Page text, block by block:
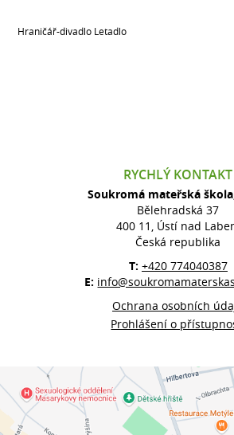
Hraničář-divadlo Letadlo
RYCHLÝ KONTAKT
Soukromá mateřská
Bělehradská 37
400 11, Ústí nad
Česká republika
T: +420 774040387
E:
Ochrana osobních
Prohlášení o